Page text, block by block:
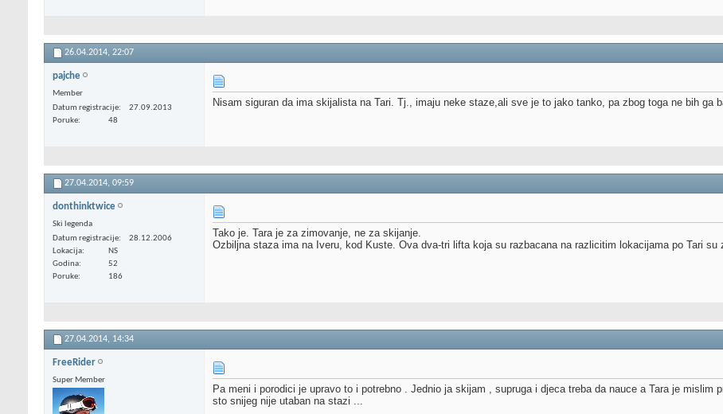
26.04.2014, 22:07
pajche
Member
Datum registracije
27.09.2013
Poruke
48
Nisam siguran da ima skijalista na Tari. Tj., imaju neke staze,ali sve je to jako tanko, pa zbog toga ne bih ga
27.04.2014, 09:59
donthinktwice
Ski legenda
Datum registracije
28.12.2006
Lokacija
NS
Godina
52
Poruke
186
Tako je. Tara je za zimovanje, ne za skijanje.
Ozbiljna staza ima na Iveru, kod Kuste. Ova dva-tri lifta koja su razbacana na razlicitim lokacijama po Tari su
27.04.2014, 14:34
FreeRider
Super Member
Pa meni i porodici je upravo to i potrebno . Jednio ja skijam , supruga i djeca treba da nauce a Tara je
sto snijeg nije utaban na stazi ...